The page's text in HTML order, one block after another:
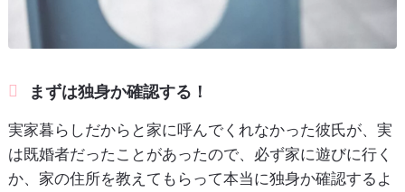
まずは独身か確認する！
実家暮らしだからと家に呼んでくれなかった彼氏が、実
は既婚者だったことがあったので、必ず家に遊びに行く
か、家の住所を教えてもらって本当に独身か確認するよ